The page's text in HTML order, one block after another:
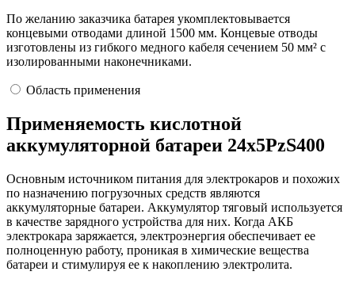
По желанию заказчика батарея укомплектовывается
концевыми отводами длиной 1500 мм. Концевые отводы
изготовлены из гибкого медного кабеля сечением 50 мм² с
изолированными наконечниками.
Область применения
Применяемость кислотной
аккумуляторной батареи 24х5PzS400
Основным источником питания для электрокаров и похожих
по назначению погрузочных средств являются
аккумуляторные батареи. Аккумулятор тяговый используется
в качестве зарядного устройства для них. Когда АКБ
электрокара заряжается, электроэнергия обеспечивает ее
полноценную работу, проникая в химические вещества
батареи и стимулируя ее к накоплению электролита.